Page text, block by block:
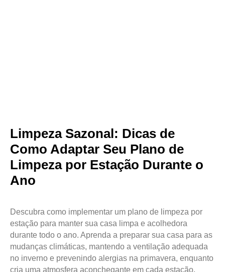
Limpeza Sazonal: Dicas de
Como Adaptar Seu Plano de
Limpeza por Estação Durante o
Ano
Descubra como implementar um plano de limpeza por
estação para manter sua casa limpa e acolhedora
durante todo o ano. Aprenda a preparar sua casa para as
mudanças climáticas, mantendo a ventilação adequada
no inverno e prevenindo alergias na primavera, enquanto
cria uma atmosfera aconchegante em cada estação.